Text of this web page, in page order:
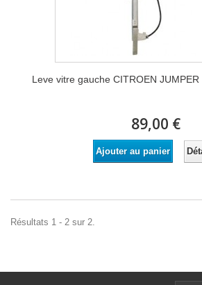
Leve vitre gauche CITROEN JUMPER
89,00 €
Ajouter au panier
Résultats 1 - 2 sur 2.